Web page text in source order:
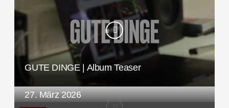
GUTE DINGE | Album Teaser
27. März 2026